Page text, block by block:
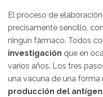
El proceso de
precisamente sencillo,
ningún fármaco. Todos
investigación que en
varios años. Los tres
una vacuna de una forma
producción del